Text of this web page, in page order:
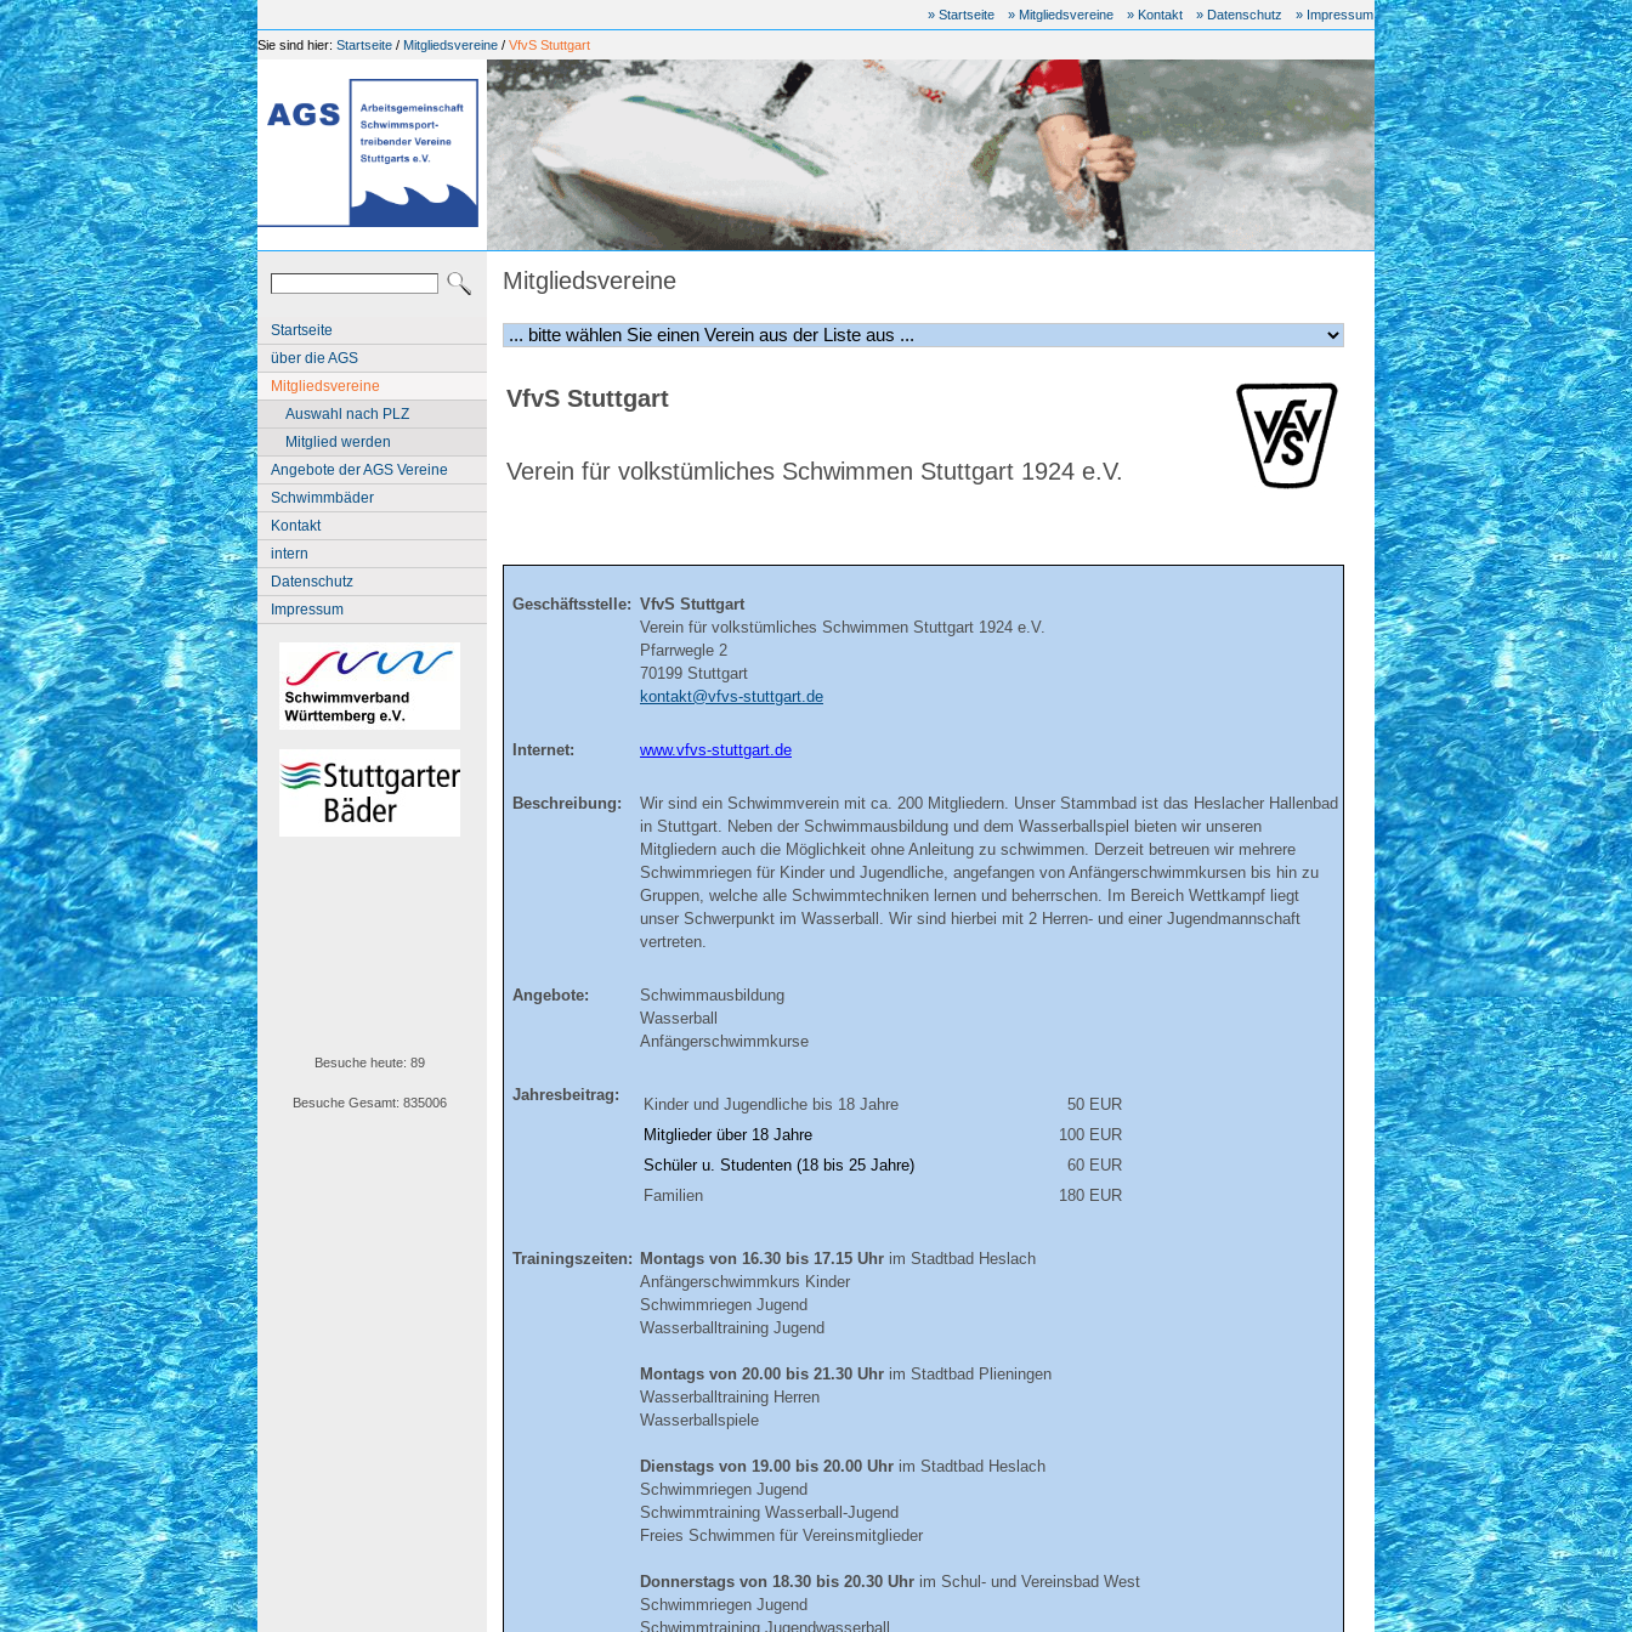
» Startseite » Mitgliedsvereine » Kontakt » Datenschutz » Impressum
Sie sind hier: Startseite / Mitgliedsvereine / VfvS Stuttgart
Startseite
über die AGS
Mitgliedsvereine
Auswahl nach PLZ
Mitglied werden
Angebote der AGS Vereine
Schwimmbäder
Kontakt
intern
Datenschutz
Impressum
Besuche heute: 89
Besuche Gesamt: 835006
Mitgliedsvereine
VfvS Stuttgart
Verein für volkstümliches Schwimmen Stuttgart 1924 e.V.
Geschäftsstelle: VfvS Stuttgart
Verein für volkstümliches Schwimmen Stuttgart 1924 e.V.
Pfarrwegle 2
70199 Stuttgart
kontakt@vfvs-stuttgart.de
Internet: www.vfvs-stuttgart.de
Beschreibung:
Wir sind ein Schwimmverein mit ca. 200 Mitgliedern. Unser Stammbad ist das Heslacher Hallenbad
in Stuttgart. Neben der Schwimmausbildung und dem Wasserballspiel bieten wir unseren
Mitgliedern auch die Möglichkeit ohne Anleitung zu schwimmen. Derzeit betreuen wir mehrere
Schwimmriegen für Kinder und Jugendliche, angefangen von Anfängerschwimmkursen bis hin zu
Gruppen, welche alle Schwimmtechniken lernen und beherrschen. Im Bereich Wettkampf liegt
unser Schwerpunkt im Wasserball. Wir sind hierbei mit 2 Herren- und einer Jugendmannschaft
vertreten.
Angebote:
Schwimmausbildung
Wasserball
Anfängerschwimmkurse
Jahresbeitrag:
Kinder und Jugendliche bis 18 Jahre
50 EUR
Mitglieder über 18 Jahre
100 EUR
Schüler u. Studenten (18 bis 25 Jahre)
60 EUR
Familien
180 EUR
Trainingszeiten: Montags von 16.30 bis 17.15 Uhr im Stadtbad Heslach
Anfängerschwimmkurs Kinder
Schwimmriegen Jugend
Wasserballtraining Jugend
Montags von 20.00 bis 21.30 Uhr im Stadtbad Plieningen
Wasserballtraining Herren
Wasserballspiele
Dienstags von 19.00 bis 20.00 Uhr im Stadtbad Heslach
Schwimmriegen Jugend
Schwimmtraining Wasserball-Jugend
Freies Schwimmen für Vereinsmitglieder
Donnerstags von 18.30 bis 20.30 Uhr im Schul- und Vereinsbad West
Schwimmriegen Jugend
Schwimmtraining Jugendwasserball